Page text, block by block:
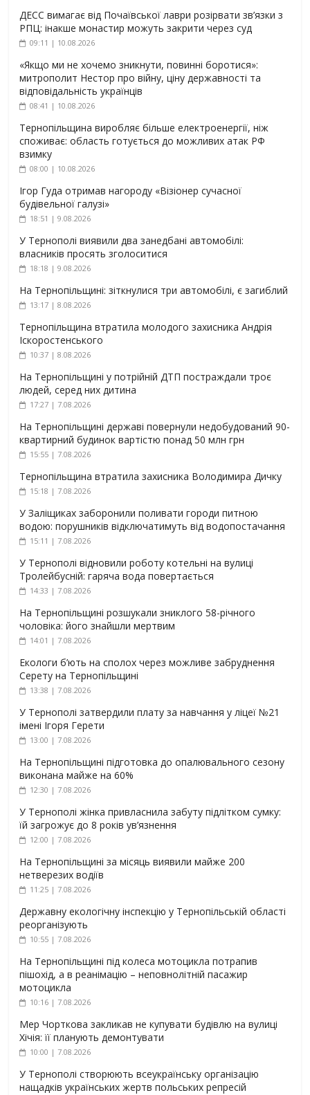
ДЕСС вимагає від Почаївської лаври розірвати зв’язки з
РПЦ: інакше монастир можуть закрити через суд
09:11 | 10.08.2026
«Якщо ми не хочемо зникнути, повинні боротися»:
митрополит Нестор про війну, ціну державності та
відповідальність українців
08:41 | 10.08.2026
Тернопільщина виробляє більше електроенергії, ніж
споживає: область готується до можливих атак РФ
взимку
08:00 | 10.08.2026
Ігор Гуда отримав нагороду «Візіонер сучасної
будівельної галузі»
18:51 | 9.08.2026
У Тернополі виявили два занедбані автомобілі:
власників просять зголоситися
18:18 | 9.08.2026
На Тернопільщині: зіткнулися три автомобілі, є загиблий
13:17 | 8.08.2026
Тернопільщина втратила молодого захисника Андрія
Іскоростенського
10:37 | 8.08.2026
На Тернопільщині у потрійній ДТП постраждали троє
людей, серед них дитина
17:27 | 7.08.2026
На Тернопільщині державі повернули недобудований 90-
квартирний будинок вартістю понад 50 млн грн
15:55 | 7.08.2026
Тернопільщина втратила захисника Володимира Дичку
15:18 | 7.08.2026
У Заліщиках заборонили поливати городи питною
водою: порушників відключатимуть від водопостачання
15:11 | 7.08.2026
У Тернополі відновили роботу котельні на вулиці
Тролейбусній: гаряча вода повертається
14:33 | 7.08.2026
На Тернопільщині розшукали зниклого 58-річного
чоловіка: його знайшли мертвим
14:01 | 7.08.2026
Екологи б’ють на сполох через можливе забруднення
Серету на Тернопільщині
13:38 | 7.08.2026
У Тернополі затвердили плату за навчання у ліцеї №21
імені Ігоря Герети
13:00 | 7.08.2026
На Тернопільщині підготовка до опалювального сезону
виконана майже на 60%
12:30 | 7.08.2026
У Тернополі жінка привласнила забуту підлітком сумку:
їй загрожує до 8 років ув’язнення
12:00 | 7.08.2026
На Тернопільщині за місяць виявили майже 200
нетверезих водіїв
11:25 | 7.08.2026
Державну екологічну інспекцію у Тернопільській області
реорганізують
10:55 | 7.08.2026
На Тернопільщині під колеса мотоцикла потрапив
пішохід, а в реанімацію – неповнолітній пасажир
мотоцикла
10:16 | 7.08.2026
Мер Чорткова закликав не купувати будівлю на вулиці
Хічія: її планують демонтувати
10:00 | 7.08.2026
У Тернополі створюють всеукраїнську організацію
нащадків українських жертв польських репресій